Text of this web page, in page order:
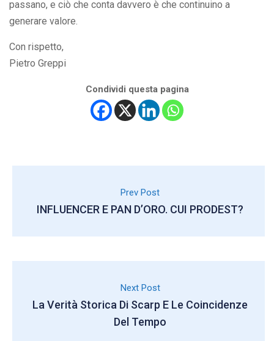
passano, e ciò che conta davvero è che continuino a
generare valore.
Con rispetto,
Pietro Greppi
Condividi questa pagina
Prev Post
INFLUENCER E PAN D’ORO. CUI PRODEST?
Next Post
La Verità Storica Di Scarp E Le Coincidenze
Del Tempo